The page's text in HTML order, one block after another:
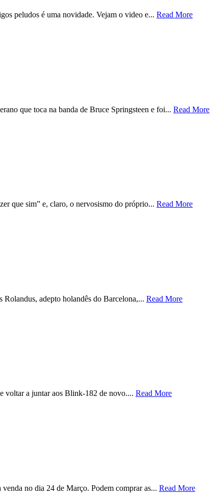
peludos é uma novidade. Vejam o video e... Read More
que toca na banda de Bruce Springsteen e foi... Read More
que sim” e, claro, o nervosismo do próprio... Read More
adepto holandês do Barcelona,... Read More
voltar a juntar aos Blink-182 de novo.... Read More
no dia 24 de Março. Podem comprar as... Read More